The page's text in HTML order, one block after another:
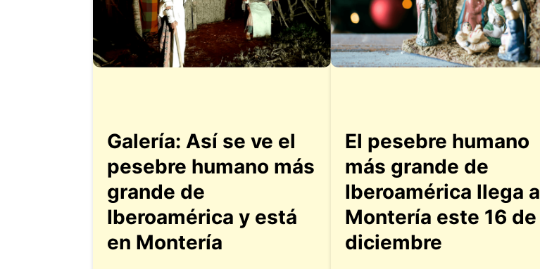
Galería: Así se ve el
pesebre humano más
grande de
Iberoamérica y está
en Montería
El pesebre humano
más grande de
Iberoamérica llega a
Montería este 16 de
diciembre